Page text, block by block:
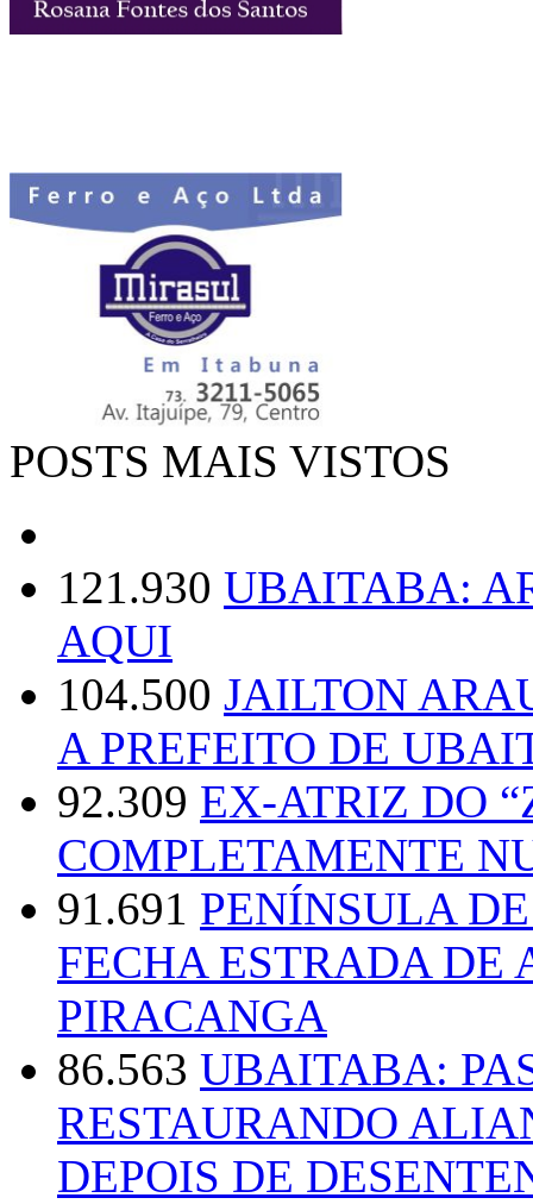
POSTS MAIS VISTOS
121.930 UBAITABA:
AQUI
104.500 JAILTON
A PREFEITO DE
92.309 EX-ATRIZ DO
COMPLETAMENTE
91.691 PENÍNSULA
FECHA ESTRADA DE
PIRACANGA
86.563 UBAITABA:
RESTAURANDO
DEPOIS DE